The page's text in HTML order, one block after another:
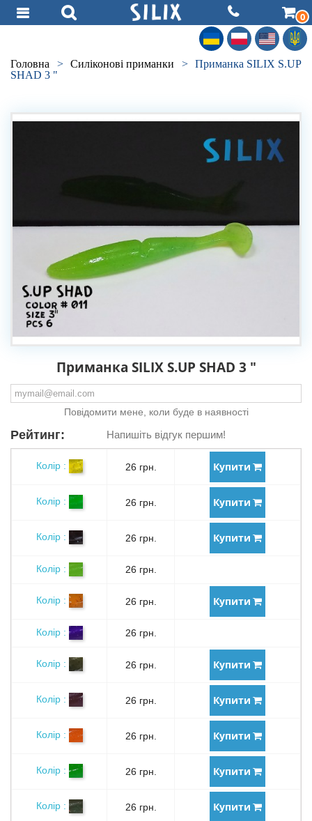
0
Головна > Силiконовi приманки >
Приманка SILIX S.UP
SHAD 3 "
Приманка SILIX S.UP SHAD 3 "
Повідомити мене, коли буде в наявності
Рейтинг: Напишіть відгук першим!
Колір : 26 грн. Купити
Колір : 26 грн. Купити
Колір : 26 грн. Купити
Колір : 26 грн.
Колір : 26 грн. Купити
Колір : 26 грн.
Колір : 26 грн. Купити
Колір : 26 грн. Купити
Колір : 26 грн. Купити
Колір : 26 грн. Купити
Колір : 26 грн. Купити